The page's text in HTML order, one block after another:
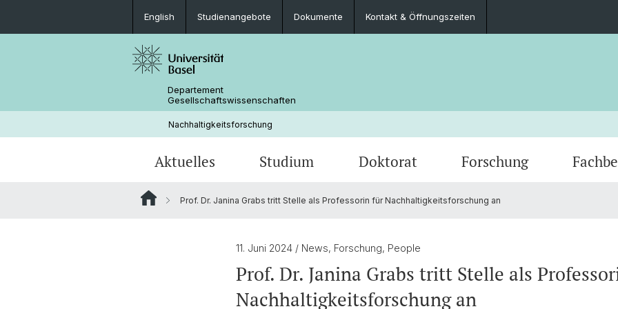
English Studienangebote Dokumente Kontakt & Öffnungszeiten
Departement
Gesellschaftswissenschaften
Nachhaltigkeitsforschung
Aktuelles Studium Doktorat Forschung
Prof. Dr. Janina Grabs tritt Stelle als Professorin für Nachhaltigkeitsforschung an
11. Juni 2024 / News, Forschung, People
Prof. Dr. Janina Grabs tritt Stelle als
Nachhaltigkeitsforschung an